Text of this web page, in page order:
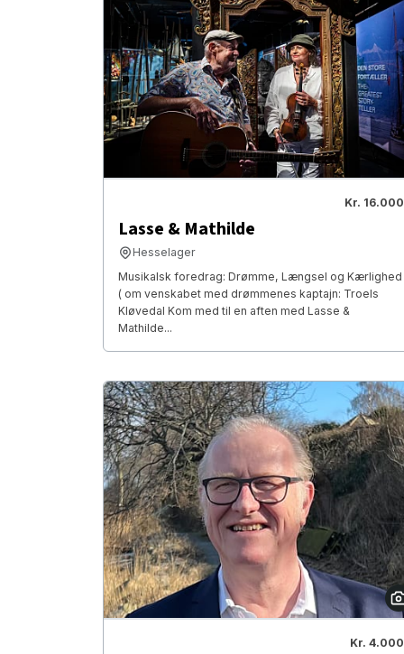
Kr. 16.000
Lasse & Mathilde
Hesselager
Musikalsk foredrag: Drømme, Længsel og Kærlighed
( om venskabet med drømmenes kaptajn: Troels
Kløvedal Kom med til en aften med Lasse &
Mathilde...
Kr. 4.000